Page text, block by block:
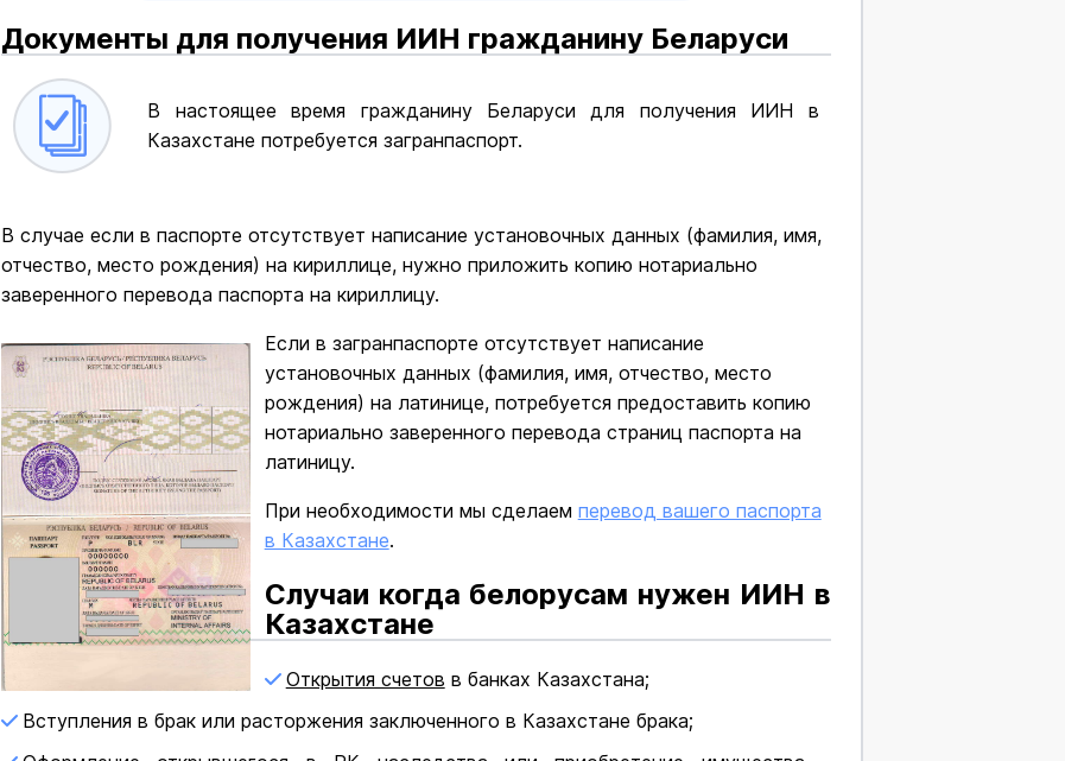
Документы для получения ИИН гражданину Беларуси
В настоящее время гражданину Беларуси для получения ИИН в
Казахстане потребуется загранпаспорт.
В случае если в паспорте отсутствует написание установочных данных (фамилия, имя,
отчество, место рождения) на кириллице, нужно приложить копию нотариально
заверенного перевода паспорта на кириллицу.
Если в загранпаспорте отсутствует написание
установочных данных (фамилия, имя, отчество, место
рождения) на латинице, потребуется предоставить копию
нотариально заверенного перевода страниц паспорта на
латиницу.
При необходимости мы сделаем перевод вашего паспорта
в Казахстане.
Случаи когда белорусам нужен ИИН в
Казахстане
Открытия счетов в банках Казахстана;
Вступления в брак или расторжения заключенного в Казахстане брака;